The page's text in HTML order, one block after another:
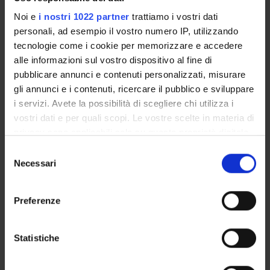
Noi e i nostri 1022 partner trattiamo i vostri dati
personali, ad esempio il vostro numero IP, utilizzando
tecnologie come i cookie per memorizzare e accedere
alle informazioni sul vostro dispositivo al fine di
pubblicare annunci e contenuti personalizzati, misurare
gli annunci e i contenuti, ricercare il pubblico e sviluppare
i servizi. Avete la possibilità di scegliere chi utilizza i
vostri dati e per quali scopi. Le vostre scelte in materia di
modificare o revocare il proprio consenso in qualsiasi
momento dalla Dichiarazione sui cookie o facendo clic
raccogliere informazioni sulla tua posizione
geografica, con un'approssimazione di qualche
delNecessari
Preferenze
Statistiche
Overview
Enrolment procedures
Courses
Notices
Governing bodies
People